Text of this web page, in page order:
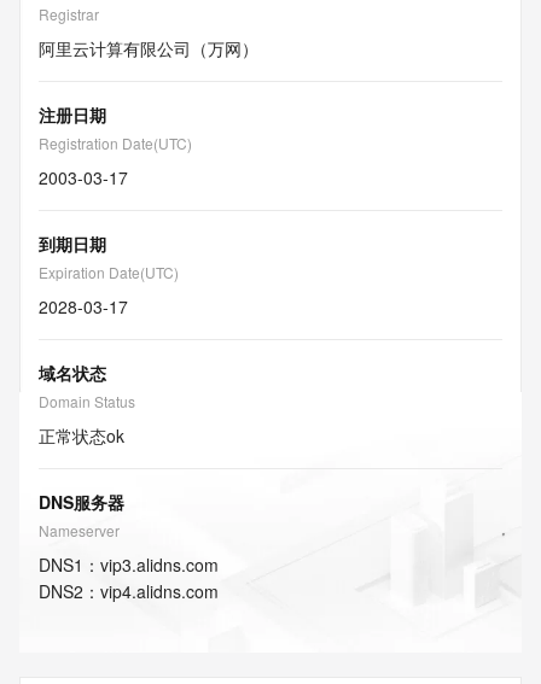
Registrar
阿里云计算有限公司（万网）
注册日期
Registration Date(UTC)
2003-03-17
到期日期
Expiration Date(UTC)
2028-03-17
域名状态
Domain Status
正常状态ok
DNS服务器
Nameserver
DNS1 ： vip3.alidns.com
DNS2 ： vip4.alidns.com